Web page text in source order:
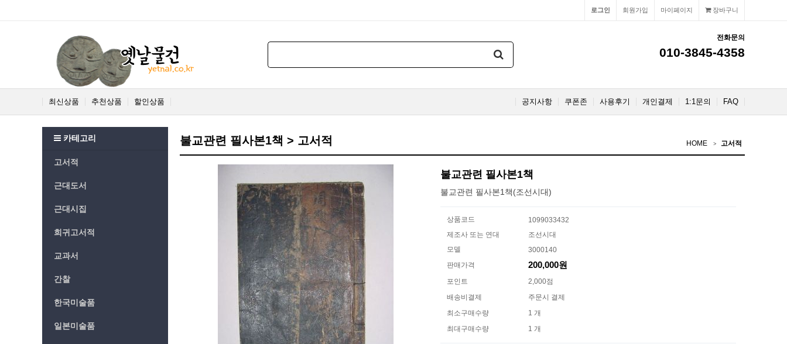
장바구니
마이페이지
회원가입
로그인
전화문의
010-3845-4358
최신상품 추천상품 할인상품 FAQ
1:1문의
개인결제
사용후기
쿠폰존
공지사항
카테고리
고서적
근대도서
근대시집
희귀고서적
교과서
간찰
한국미술품
일본미술품
불교관련 필사본1책 > 고서적 HOME 고서적
불교관련 필사본1책
불교관련 필사본1책(조선시대)
상품코드
1099033432
제조사 또는 연대
조선시대
모델
3000140
판매가격
200,000원
포인트
2,000점
배송비결제
주문시 결제
최소구매수량
1 개
최대구매수량
1 개